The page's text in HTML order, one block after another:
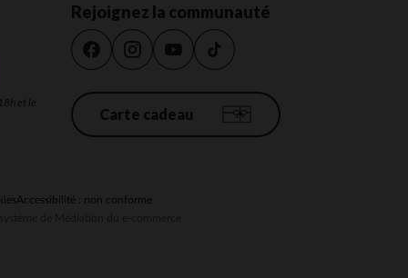
de confidentialité, en garantissant la conformité avec
et le
Rejoignez la communauté
Carte cadeau
Accessibilité : non conforme